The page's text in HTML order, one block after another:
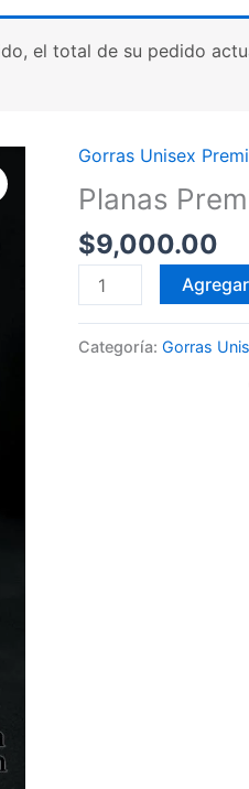
el total de su pedido
Gorras Unisex
Planas
$9,000.00
Planas
Premium
abrojo
Categoría: Gorras